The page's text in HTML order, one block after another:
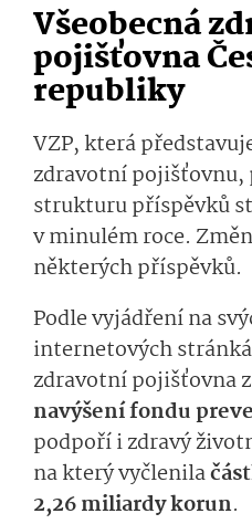
Všeobecná
pojišťovna
republiky
VZP, která
zdravotní pojišťovnu,
strukturu příspěvků
v minulém roce.
některých příspěvků.
Podle vyjádření na
internetových
zdravotní pojišťovna
navýšení fondu
podpoří i zdravý
na který vyčlenila
2,26 miliardy korun.